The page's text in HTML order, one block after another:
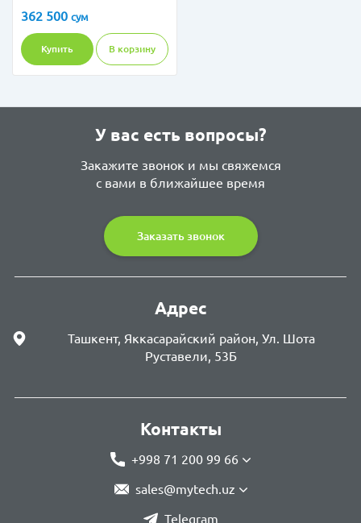
362 500 сум
Купить В корзину
У вас есть вопросы?
Закажите звонок и мы свяжемся
с вами в ближайшее время
Заказать звонок
Адрес
Ташкент, Яккасарайский район, Ул. Шота
Руставели, 53Б
Контакты
+998 71 200 99 66
sales@mytech.uz
Telegram